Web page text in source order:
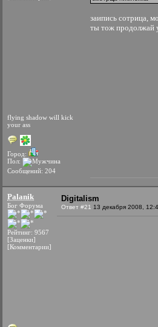
flying shadow will kick
your ass
Город:
Пол:
Сообщений: 204
заипись сотрица,
ты тож продолжай
Palanik
Бог Форума
Рейтинг: 9567
[Заценки]
[Комментарии]
Digitalism
Ответ #21 13 декабря 2008,